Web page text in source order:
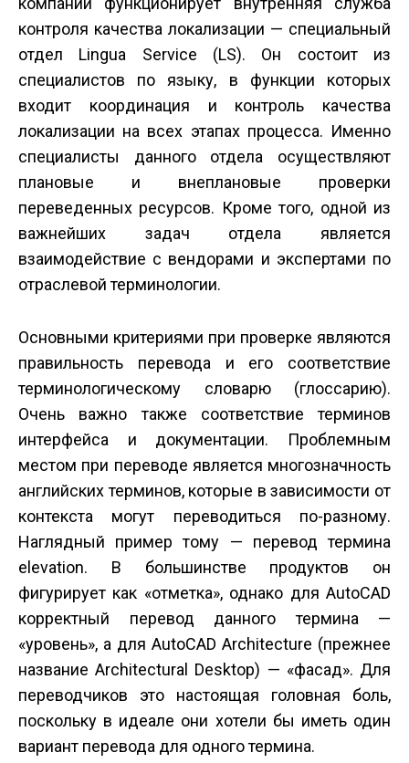
контроля качества локализации — специальный
отдел Lingua Service (LS). Он состоит из
специалистов по языку, в функции которых
входит координация и контроль качества
локализации на всех этапах процесса. Именно
специалисты данного отдела осуществляют
плановые и внеплановые проверки
переведенных ресурсов. Кроме того, одной из
важнейших задач отдела является
взаимодействие с вендорами и экспертами по
отраслевой терминологии.
Основными критериями при проверке являются
правильность перевода и его соответствие
терминологическому словарю (глоссарию).
Очень важно также соответствие терминов
интерфейса и документации. Проблемным
местом при переводе является многозначность
английских терминов, которые в зависимости от
контекста могут переводиться по-разному.
Наглядный пример тому — перевод термина
elevation. В большинстве продуктов он
фигурирует как «отметка», однако для AutoCAD
корректный перевод данного термина —
«уровень», а для AutoCAD Architecture (прежнее
название Architectural Desktop) — «фасад». Для
переводчиков это настоящая головная боль,
поскольку в идеале они хотели бы иметь один
вариант перевода для одного термина.